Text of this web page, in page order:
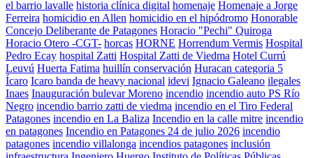
el barrio lavalle historia clínica digital homenaje Homenaje a Jorge
Ferreira homicidio en Allen homicidio en el hipódromo Honorable
Concejo Deliberante de Patagones Horacio "Pechi" Quiroga
Horacio Otero -CGT- horcas HORNE Horrendum Vermis Hospital
Pedro Ecay hospital Zatti Hospital Zatti de Viedma Hotel Currú
Leuvú Huerta Fatima huillín conservación Huracan categoria 5
Ícaro Icaro banda de heavy nacional idevi Ignacio Galeano ilegales
Inaes Inauguración bulevar Moreno incendio incendio auto PS Río
Negro incendio barrio zatti de viedma incendio en el Tiro Federal
Patagones incendio en La Baliza Incendio en la calle mitre incendio
en patagones Incendio en Patagones 24 de julio 2026 incendio
patagones incendio villalonga incendios patagones inclusión